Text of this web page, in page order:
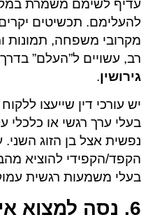
עדיף לשימם משמרת
להעלימם. תכשיטים
מקרובי משפחה, תמונות
רב, עשויים ל”העלם”
גירושין.
יש עורכי דין שייעצו
בעלי ערך רגשי או כלכלי
נפשית אצל בן הזוג
הקפד/הקפידי להוציא
בעלי משמעות רגשית
6. נסה למצוא